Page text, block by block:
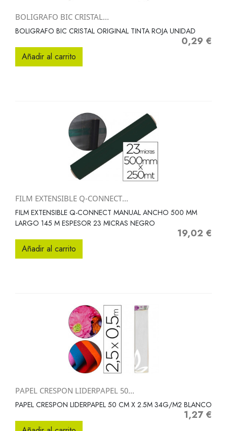
BOLIGRAFO BIC CRISTAL...
BOLIGRAFO BIC CRISTAL ORIGINAL TINTA ROJA UNIDAD
Precio
0,29 €
Añadir al carrito
FILM EXTENSIBLE Q-CONNECT...
FILM EXTENSIBLE Q-CONNECT MANUAL ANCHO 500 MM
LARGO 145 M ESPESOR 23 MICRAS NEGRO
Precio
19,02 €
Añadir al carrito
PAPEL CRESPON LIDERPAPEL 50...
PAPEL CRESPON LIDERPAPEL 50 CM X 2.5M 34G/M2 BLANCO
Precio
1,27 €